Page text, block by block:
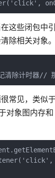
这些闭包中
除相关对象。
常见，类似
对象图内存